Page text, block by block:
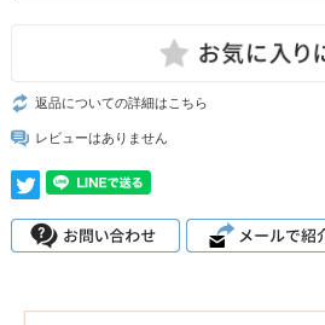
返品についての詳細はこちら
レビューはありません